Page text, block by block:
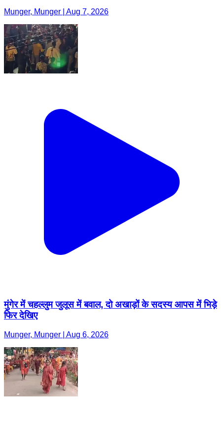
Munger, Munger | Aug 7, 2026
मुंगेर में चहल्लुम जुलूस में बवाल, दो अखाड़ों के सदस्य आपस में भिड़े
फिर देखिए
Munger, Munger | Aug 6, 2026